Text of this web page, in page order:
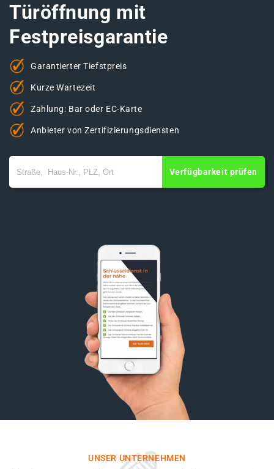
Türöffnung mit
Festpreisgarantie
Garantierter Tiefstpreis
Kurze Wartezeit
Zahlung: Bar oder EC-Karte
Anbieter von Zertifizierungsdiensten
Verfügbarkeit prüfen
UNSER UNTERNEHMEN